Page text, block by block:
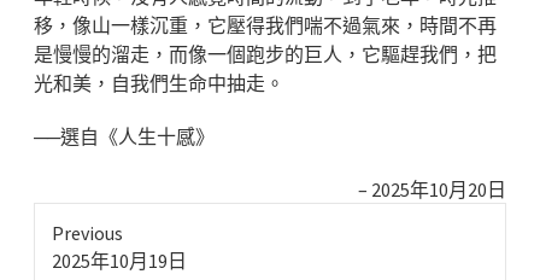
移，像山一樣沉重，它壓得我們喘不過氣來，時間不再
是慢慢的溜走，而像一個跑步的巨人，它驅趕我們，把
光和美，自我們生命中抽走。
──選自《人生十感》
2025年10月20日
Previous
Previous
2025年10月19日